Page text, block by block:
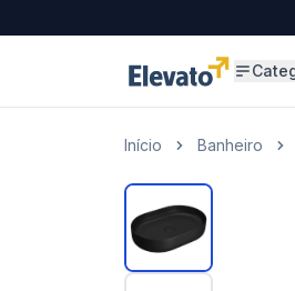
Início Banheiro